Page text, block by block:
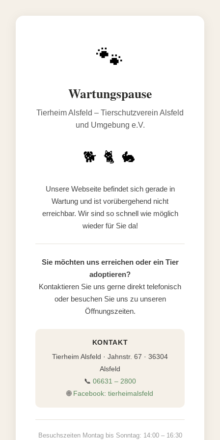
🐾
Wartungspause
Tierheim Alsfeld – Tierschutzverein Alsfeld
und Umgebung e.V.
🐕 🐈 🐇
Unsere Webseite befindet sich gerade in
Wartung und ist vorübergehend nicht
erreichbar. Wir sind so schnell wie möglich
wieder für Sie da!
Sie möchten uns erreichen oder ein Tier
adoptieren?
Kontaktieren Sie uns gerne direkt telefonisch
oder besuchen Sie uns zu unseren
Öffnungszeiten.
KONTAKT
Tierheim Alsfeld · Jahnstr. 67 · 36304
Alsfeld
📞 06631 – 2800
🌐 Facebook: tierheimalsfeld
Besuchszeiten Montag bis Sonntag: 14:00 – 16:30